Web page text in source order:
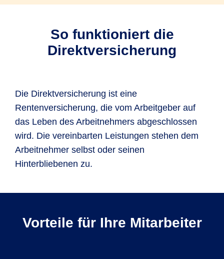
So funktioniert die
Direktversicherung
Die Direktversicherung ist eine
Rentenversicherung, die vom Arbeitgeber auf
das Leben des Arbeitnehmers abgeschlossen
wird. Die vereinbarten Leistungen stehen dem
Arbeitnehmer selbst oder seinen
Hinterbliebenen zu.
Vorteile für Ihre Mitarbeiter